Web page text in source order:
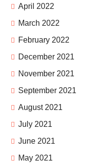
April 2022
March 2022
February 2022
December 2021
November 2021
September 2021
August 2021
July 2021
June 2021
May 2021